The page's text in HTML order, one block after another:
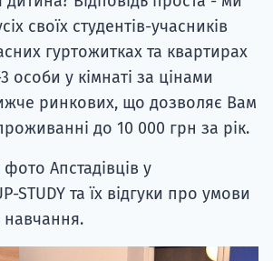
своїх студентів-учасників
гуртожитках та квартирах
особи у кімнаті за цінами
ринкових, що дозволяє Вам
до 10 000 грн за рік.
Апстадівців у
STUDY та їх відгуки про умови